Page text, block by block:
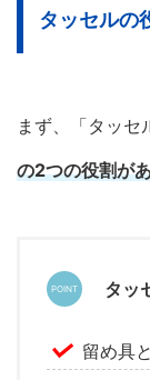
タッセルの
まず、「タッセ
の2つの役割が
タッ
留め具